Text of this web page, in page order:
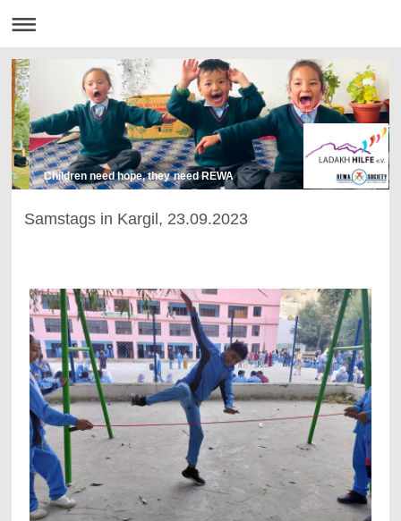
Children need hope, they need REWA
Samstags in Kargil, 23.09.2023